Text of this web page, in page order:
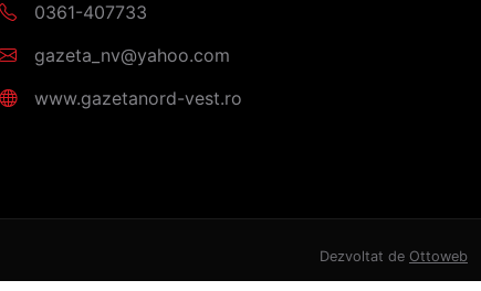
0361-407733
gazeta_nv@yahoo.com
www.gazetanord-vest.ro
Dezvoltat de Ottoweb